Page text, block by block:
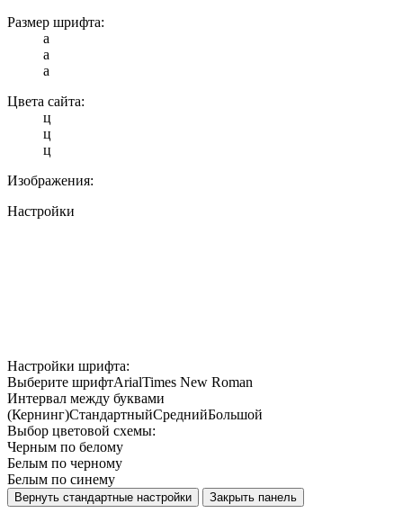
Размер шрифта:
a
a
a
Цвета сайта:
ц
ц
ц
Изображения:
Настройки
Настройки шрифта:
Выберите шрифтArialTimes New Roman
Интервал между буквами
(Кернинг)СтандартныйСреднийБольшой
Выбор цветовой схемы:
Черным по белому
Белым по черному
Белым по синему
Вернуть стандартные настройки Закрыть панель